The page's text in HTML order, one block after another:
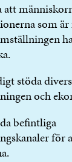
att
som
stöda
och
befintliga
för